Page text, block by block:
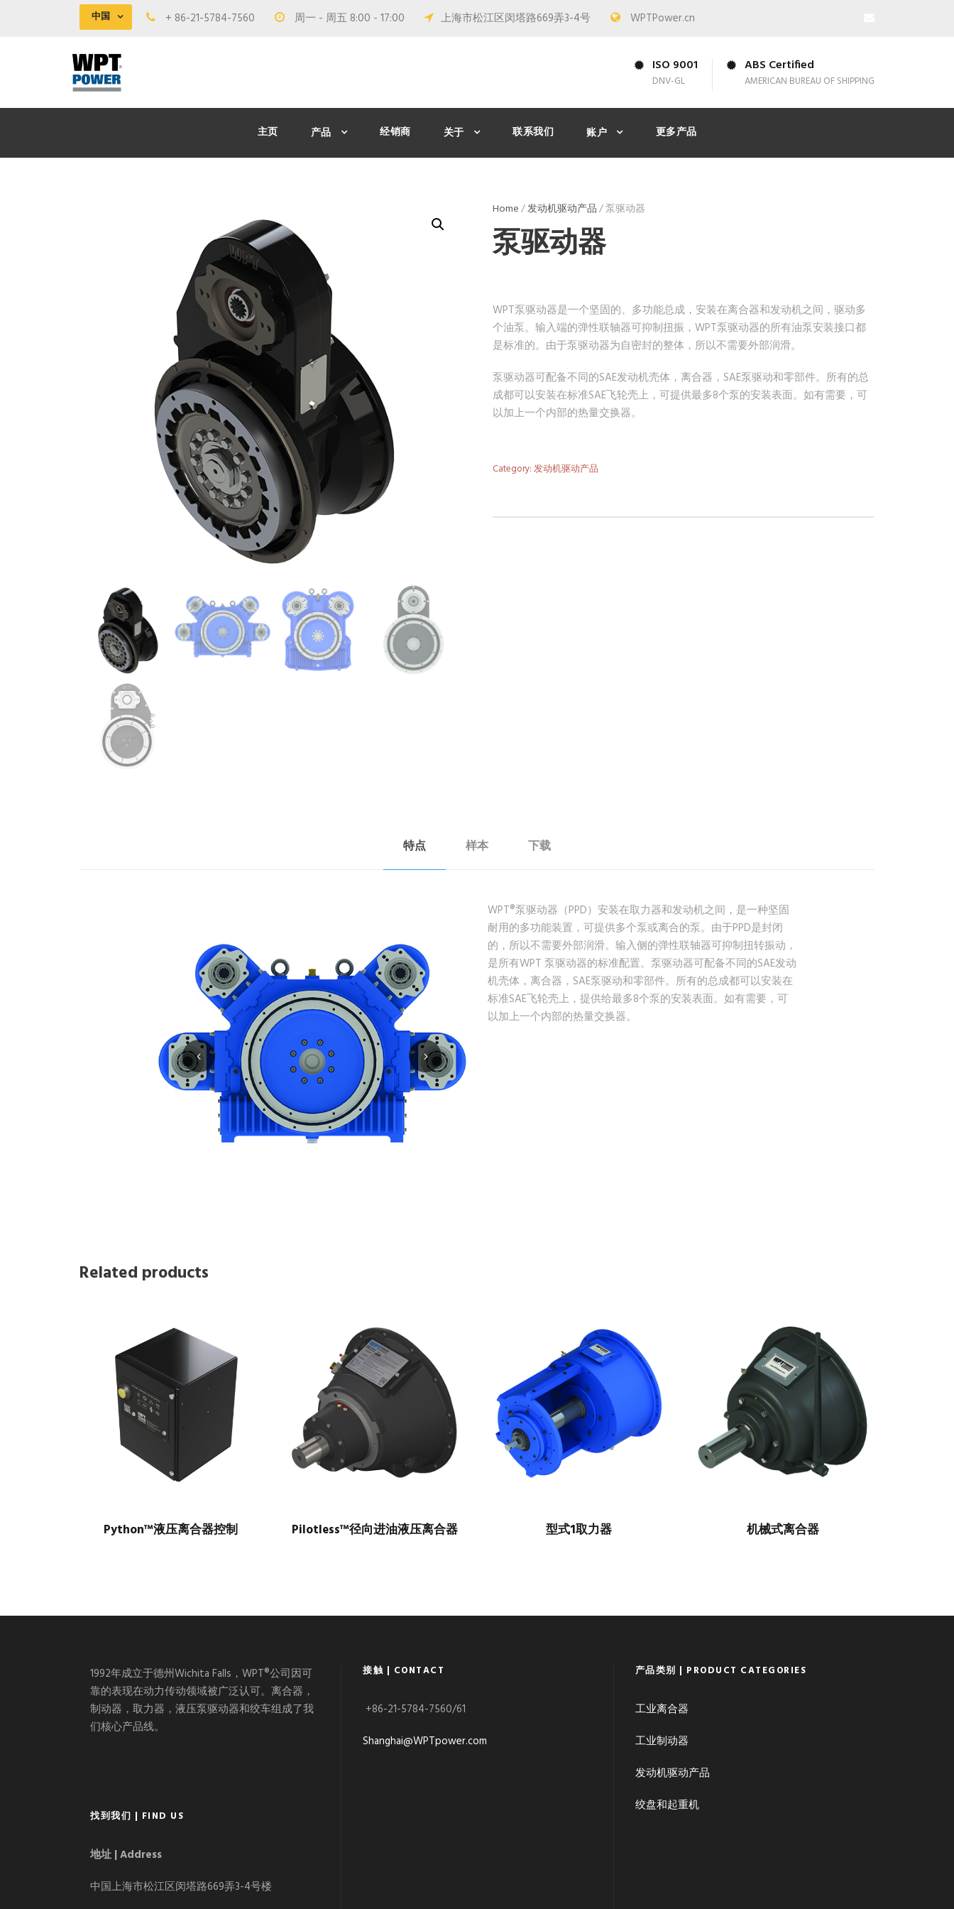
中国 + 86-21-5784-7560 周一 - 周五 8:00 - 17:00 上海市松江区闵塔路669弄3-4号 WPTPower.cn
ISO 9001
DNV-GL
ABS Certified
AMERICAN BUREAU OF SHIPPING
主页 产品 经销商 关于 联系我们 账户 更多产品
Home/发动机驱动产品/ 泵驱动器
泵驱动器
WPT泵驱动器是一个坚固的、多功能总成，安装在离合器和发动机之间，驱动多
个油泵。输入端的弹性联轴器可抑制扭振，WPT泵驱动器的所有油泵安装接口都
是标准的。由于泵驱动器为自密封的整体，所以不需要外部润滑。
泵驱动器可配备不同的SAE发动机壳体，离合器，SAE泵驱动和零部件。所有的总
成都可以安装在标准SAE飞轮壳上，可提供最多8个泵的安装表面。如有需要，可
以加上一个内部的热量交换器。
Category:发动机驱动产品
特点 样本 下载
WPT®泵驱动器（PPD）安装在取力器和发动机之间，是一种坚固
耐用的多功能装置，可提供多个泵或离合的泵。由于PPD是封闭
的，所以不需要外部润滑。输入侧的弹性联轴器可抑制扭转振动，
是所有WPT 泵驱动器的标准配置。泵驱动器可配备不同的SAE发动
机壳体，离合器，SAE泵驱动和零部件。所有的总成都可以安装在
标准SAE飞轮壳上，提供给最多8个泵的安装表面。如有需要，可
以加上一个内部的热量交换器。
Related products
Python™液压离合器控制 Pilotless™径向进油液压离合器 型式1取力器 机械式离合器
1992年成立于德州Wichita Falls，WPT®公司因可
靠的表现在动力传动领域被广泛认可。离合器，
制动器，取力器，液压泵驱动器和绞车组成了我
们核心产品线。
找到我们 | FIND US
地址 | Address
中国上海市松江区闵塔路669弄3-4号楼
接触 | CONTACT
+86-21-5784-7560/61
Shanghai@WPTpower.com
产品类别 | PRODUCT CATEGORIES
工业离合器
工业制动器
发动机驱动产品
绞盘和起重机